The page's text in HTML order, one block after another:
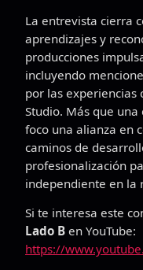
La entrevista cierra
aprendizajes y
producciones
incluyendo
por las experiencias
Studio. Más que
foco una alianza en
caminos de
profesionalización
independiente en la
Si te interesa este
Lado B en YouTube:
https://